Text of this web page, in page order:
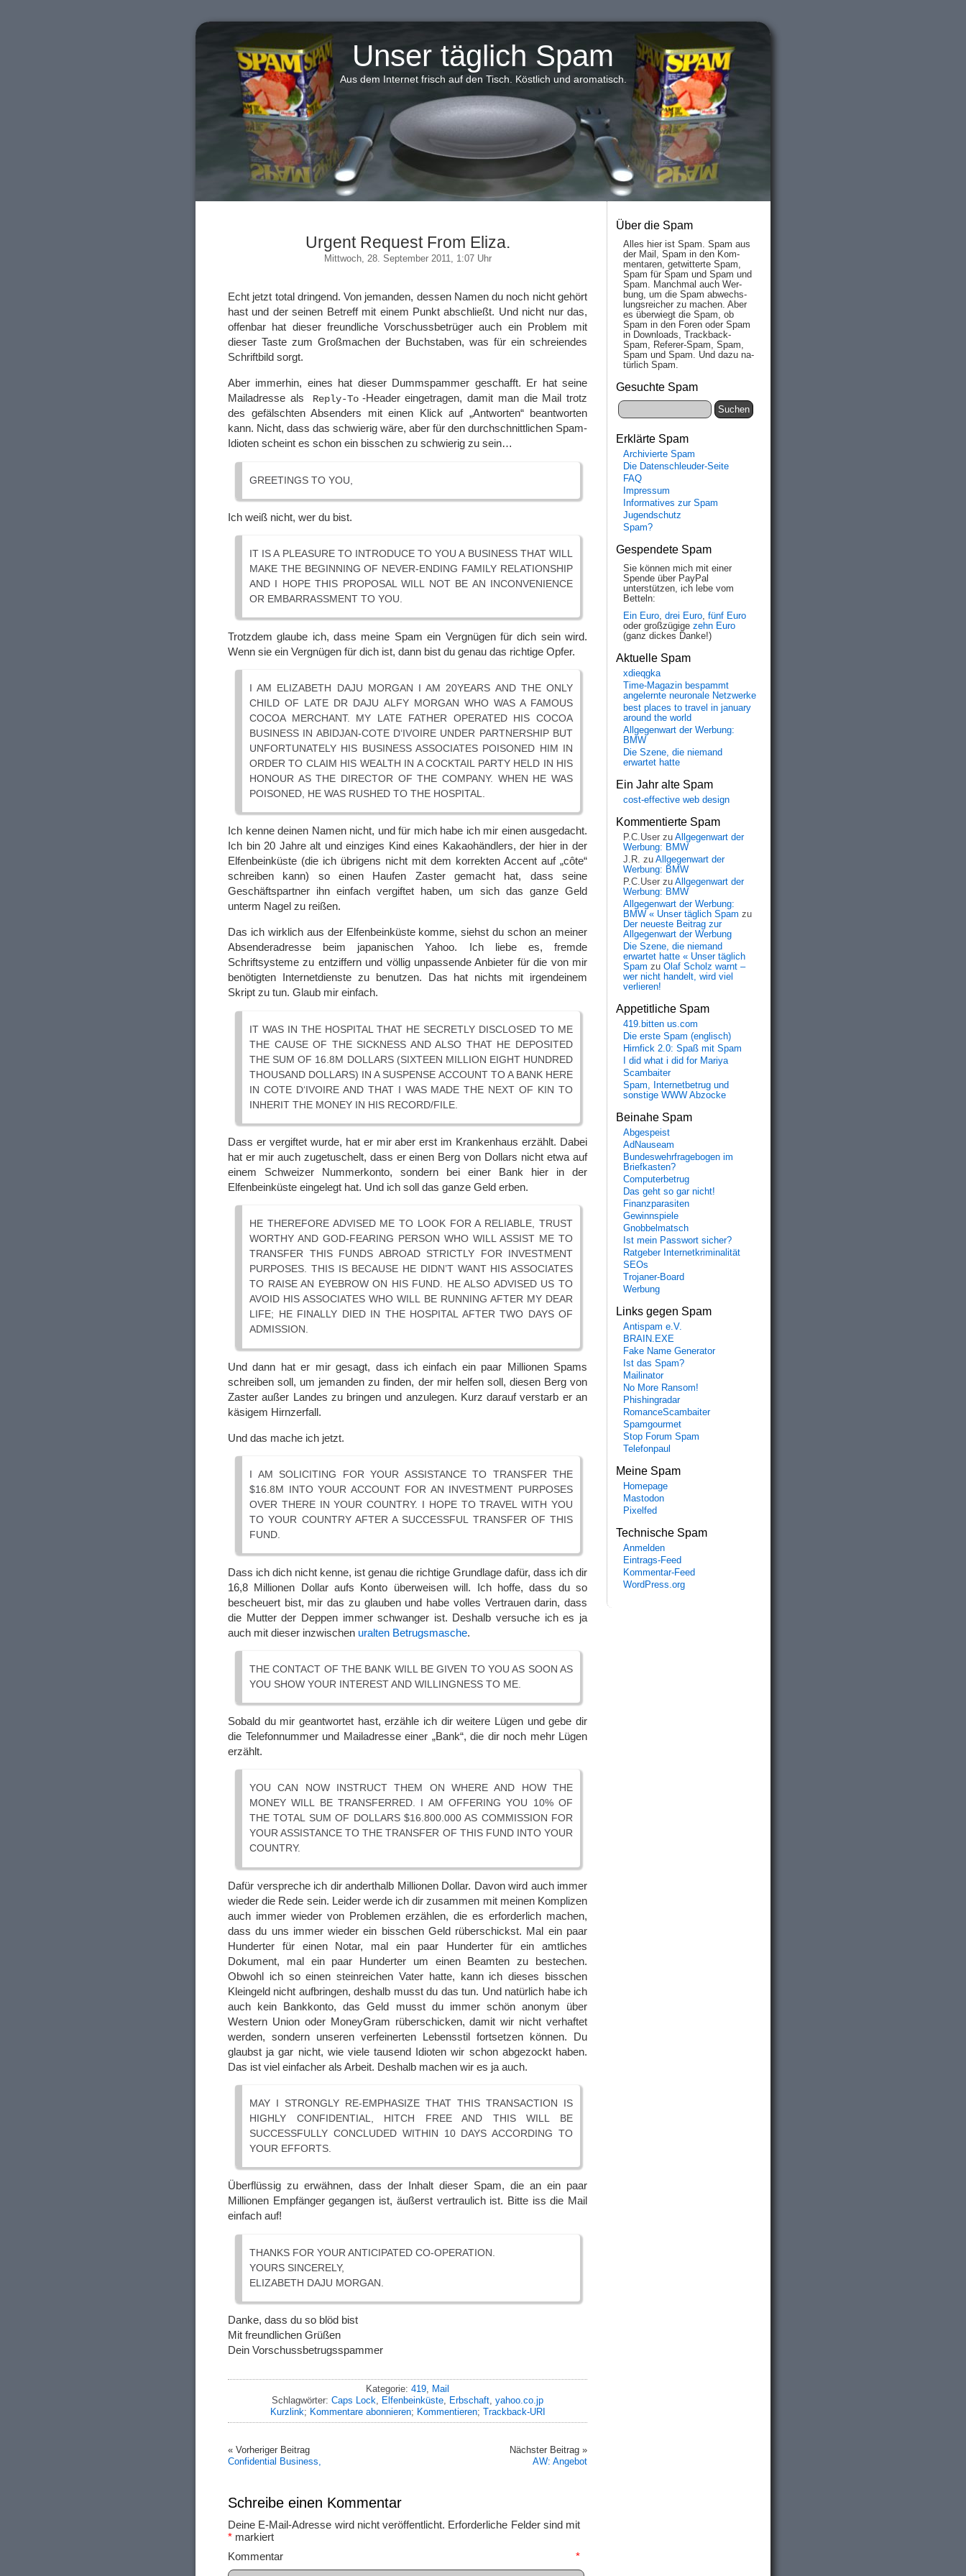
Unser täglich Spam
Aus dem Internet frisch auf den Tisch. Köstlich und aromatisch.
Urgent Request From Eliza.
Mittwoch, 28. September 2011, 1:07 Uhr
Echt jetzt total dringend. Von jemanden, dessen Namen du noch nicht gehört
hast und der seinen Betreff mit einem Punkt abschließt. Und nicht nur das,
offenbar hat dieser freundliche Vorschussbetrüger auch ein Problem mit
dieser Taste zum Großmachen der Buchstaben, was für ein schreiendes
Schriftbild sorgt.
Aber immerhin, eines hat dieser Dummspammer geschafft. Er hat seine
Mailadresse als
Reply-To -Header eingetragen, damit man die Mail trotz
des gefälschten Absenders mit einen Klick auf „Antworten“ beantworten
kann. Nicht, dass das schwierig wäre, aber für den durchschnittlichen Spam-
Idioten scheint es schon ein bisschen zu schwierig zu sein…
GREETINGS TO YOU,
Ich weiß nicht, wer du bist.
IT IS A PLEASURE TO INTRODUCE TO YOU A BUSINESS THAT WILL
MAKE THE BEGINNING OF NEVER-ENDING FAMILY RELATIONSHIP
AND I HOPE THIS PROPOSAL WILL NOT BE AN INCONVENIENCE
OR EMBARRASSMENT TO YOU.
Trotzdem glaube ich, dass meine Spam ein Vergnügen für dich sein wird.
Wenn sie ein Vergnügen für dich ist, dann bist du genau das richtige Opfer.
I AM ELIZABETH DAJU MORGAN I AM 20YEARS AND THE ONLY
CHILD OF LATE DR DAJU ALFY MORGAN WHO WAS A FAMOUS
COCOA MERCHANT. MY LATE FATHER OPERATED HIS COCOA
BUSINESS IN ABIDJAN-COTE D‘IVOIRE UNDER PARTNERSHIP BUT
UNFORTUNATELY HIS BUSINESS ASSOCIATES POISONED HIM IN
ORDER TO CLAIM HIS WEALTH IN A COCKTAIL PARTY HELD IN HIS
HONOUR AS THE DIRECTOR OF THE COMPANY. WHEN HE WAS
POISONED, HE WAS RUSHED TO THE HOSPITAL.
Ich kenne deinen Namen nicht, und für mich habe ich mir einen ausgedacht.
Ich bin 20 Jahre alt und einziges Kind eines Kakaohändlers, der hier in der
Elfenbeinküste (die ich übrigens nicht mit dem korrekten Accent auf „côte“
schreiben kann) so einen Haufen Zaster gemacht hat, dass seine
Geschäftspartner ihn einfach vergiftet haben, um sich das ganze Geld
unterm Nagel zu reißen.
Das ich wirklich aus der Elfenbeinküste komme, siehst du schon an meiner
Absenderadresse beim japanischen Yahoo. Ich liebe es, fremde
Schriftsysteme zu entziffern und völlig unpassende Anbieter für die von mir
benötigten Internetdienste zu benutzen. Das hat nichts mit irgendeinem
Skript zu tun. Glaub mir einfach.
IT WAS IN THE HOSPITAL THAT HE SECRETLY DISCLOSED TO ME
THE CAUSE OF THE SICKNESS AND ALSO THAT HE DEPOSITED
THE SUM OF 16.8M DOLLARS (SIXTEEN MILLION EIGHT HUNDRED
THOUSAND DOLLARS) IN A SUSPENSE ACCOUNT TO A BANK HERE
IN COTE D‘IVOIRE AND THAT I WAS MADE THE NEXT OF KIN TO
INHERIT THE MONEY IN HIS RECORD/FILE.
Dass er vergiftet wurde, hat er mir aber erst im Krankenhaus erzählt. Dabei
hat er mir auch zugetuschelt, dass er einen Berg von Dollars nicht etwa auf
einem Schweizer Nummerkonto, sondern bei einer Bank hier in der
Elfenbeinküste eingelegt hat. Und ich soll das ganze Geld erben.
HE THEREFORE ADVISED ME TO LOOK FOR A RELIABLE, TRUST
WORTHY AND GOD-FEARING PERSON WHO WILL ASSIST ME TO
TRANSFER THIS FUNDS ABROAD STRICTLY FOR INVESTMENT
PURPOSES. THIS IS BECAUSE HE DIDN’T WANT HIS ASSOCIATES
TO RAISE AN EYEBROW ON HIS FUND. HE ALSO ADVISED US TO
AVOID HIS ASSOCIATES WHO WILL BE RUNNING AFTER MY DEAR
LIFE; HE FINALLY DIED IN THE HOSPITAL AFTER TWO DAYS OF
ADMISSION.
Und dann hat er mir gesagt, dass ich einfach ein paar Millionen Spams
schreiben soll, um jemanden zu finden, der mir helfen soll, diesen Berg von
Zaster außer Landes zu bringen und anzulegen. Kurz darauf verstarb er an
käsigem Hirnzerfall.
Und das mache ich jetzt.
I AM SOLICITING FOR YOUR ASSISTANCE TO TRANSFER THE
$16.8M INTO YOUR ACCOUNT FOR AN INVESTMENT PURPOSES
OVER THERE IN YOUR COUNTRY. I HOPE TO TRAVEL WITH YOU
TO YOUR COUNTRY AFTER A SUCCESSFUL TRANSFER OF THIS
FUND.
Dass ich dich nicht kenne, ist genau die richtige Grundlage dafür, dass ich dir
16,8 Millionen Dollar aufs Konto überweisen will. Ich hoffe, dass du so
bescheuert bist, mir das zu glauben und habe volles Vertrauen darin, dass
die Mutter der Deppen immer schwanger ist. Deshalb versuche ich es ja
auch mit dieser inzwischen uralten Betrugsmasche.
THE CONTACT OF THE BANK WILL BE GIVEN TO YOU AS SOON AS
YOU SHOW YOUR INTEREST AND WILLINGNESS TO ME.
Sobald du mir geantwortet hast, erzähle ich dir weitere Lügen und gebe dir
die Telefonnummer und Mailadresse einer „Bank“, die dir noch mehr Lügen
erzählt.
YOU CAN NOW INSTRUCT THEM ON WHERE AND HOW THE
MONEY WILL BE TRANSFERRED. I AM OFFERING YOU 10% OF
THE TOTAL SUM OF DOLLARS $16.800.000 AS COMMISSION FOR
YOUR ASSISTANCE TO THE TRANSFER OF THIS FUND INTO YOUR
COUNTRY.
Dafür verspreche ich dir anderthalb Millionen Dollar. Davon wird auch immer
wieder die Rede sein. Leider werde ich dir zusammen mit meinen Komplizen
auch immer wieder von Problemen erzählen, die es erforderlich machen,
dass du uns immer wieder ein bisschen Geld rüberschickst. Mal ein paar
Hunderter für einen Notar, mal ein paar Hunderter für ein amtliches
Dokument, mal ein paar Hunderter um einen Beamten zu bestechen.
Obwohl ich so einen steinreichen Vater hatte, kann ich dieses bisschen
Kleingeld nicht aufbringen, deshalb musst du das tun. Und natürlich habe ich
auch kein Bankkonto, das Geld musst du immer schön anonym über
Western Union oder MoneyGram rüberschicken, damit wir nicht verhaftet
werden, sondern unseren verfeinerten Lebensstil fortsetzen können. Du
glaubst ja gar nicht, wie viele tausend Idioten wir schon abgezockt haben.
Das ist viel einfacher als Arbeit. Deshalb machen wir es ja auch.
MAY I STRONGLY RE-EMPHASIZE THAT THIS TRANSACTION IS
HIGHLY CONFIDENTIAL, HITCH FREE AND THIS WILL BE
SUCCESSFULLY CONCLUDED WITHIN 10 DAYS ACCORDING TO
YOUR EFFORTS.
Überflüssig zu erwähnen, dass der Inhalt dieser Spam, die an ein paar
Millionen Empfänger gegangen ist, äußerst vertraulich ist. Bitte iss die Mail
einfach auf!
THANKS FOR YOUR ANTICIPATED CO-OPERATION.
YOURS SINCERELY,
ELIZABETH DAJU MORGAN.
Danke, dass du so blöd bist
Mit freundlichen Grüßen
Dein Vorschussbetrugsspammer
Kategorie: 419, Mail
Schlagwörter: Caps Lock, Elfenbeinküste, Erbschaft, yahoo.co.jp
Kurzlink; Kommentare abonnieren; Kommentieren; Trackback-URI
« Vorheriger Beitrag
Confidential Business,
Nächster Beitrag »
AW: Angebot
Schreibe einen Kommentar
Deine E-Mail-Adresse wird nicht veröffentlicht. Erforderliche Felder sind mit
* markiert
Kommentar *
Über die Spam
Alles hier ist Spam. Spam aus
der Mail, Spam in den Kom­
men­taren, ge­twit­ter­te Spam,
Spam für Spam und Spam und
Spam. Manch­mal auch Wer­
bung, um die Spam ab­wechs­
lungs­reich­er zu mach­en. Aber
es über­wiegt die Spam, ob
Spam in den Fo­ren oder Spam
in Down­loads, Track­back-
Spam, Re­fe­rer-Spam, Spam,
Spam und Spam. Und da­zu na­
tür­lich Spam.
Gesuchte Spam
Erklärte Spam
Archivierte Spam
Die Datenschleuder-Seite
FAQ
Impressum
Informatives zur Spam
Jugendschutz
Spam?
Gespendete Spam
Sie können mich mit einer
Spende über PayPal
unterstützen, ich lebe vom
Betteln:
Ein Euro, drei Euro, fünf Euro
oder großzügige zehn Euro
(ganz dickes Danke!)
Aktuelle Spam
xdieqgka
Time-Magazin bespammt
angelernte neuronale Netzwerke
best places to travel in january
around the world
Allgegenwart der Werbung:
BMW
Die Szene, die niemand
erwartet hatte
Ein Jahr alte Spam
cost-effective web design
Kommentierte Spam
P.C.User zu Allgegenwart der
Werbung: BMW
J.R. zu Allgegenwart der
Werbung: BMW
P.C.User zu Allgegenwart der
Werbung: BMW
Allgegenwart der Werbung:
BMW « Unser täglich Spam zu
Der neueste Beitrag zur
Allgegenwart der Werbung
Die Szene, die niemand
erwartet hatte « Unser täglich
Spam zu Olaf Scholz warnt –
wer nicht handelt, wird viel
verlieren!
Appetitliche Spam
419.bitten us.com
Die erste Spam (englisch)
Hirnfick 2.0: Spaß mit Spam
I did what i did for Mariya
Scambaiter
Spam, Internetbetrug und
sonstige WWW Abzocke
Beinahe Spam
Abgespeist
AdNauseam
Bundeswehrfragebogen im
Briefkasten?
Computerbetrug
Das geht so gar nicht!
Finanzparasiten
Gewinnspiele
Gnobbelmatsch
Ist mein Passwort sicher?
Ratgeber Internetkriminalität
SEOs
Trojaner-Board
Werbung
Links gegen Spam
Antispam e.V.
BRAIN.EXE
Fake Name Generator
Ist das Spam?
Mailinator
No More Ransom!
Phishingradar
RomanceScambaiter
Spamgourmet
Stop Forum Spam
Telefonpaul
Meine Spam
Homepage
Mastodon
Pixelfed
Technische Spam
Anmelden
Eintrags-Feed
Kommentar-Feed
WordPress.org